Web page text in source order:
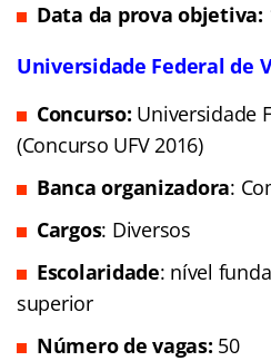
Data da prova objetiva:
Universidade Federal de
Concurso: Universidade
(Concurso UFV 2016)
Banca organizadora:
Cargos: Diversos
Escolaridade: nível
superior
Número de vagas: 50